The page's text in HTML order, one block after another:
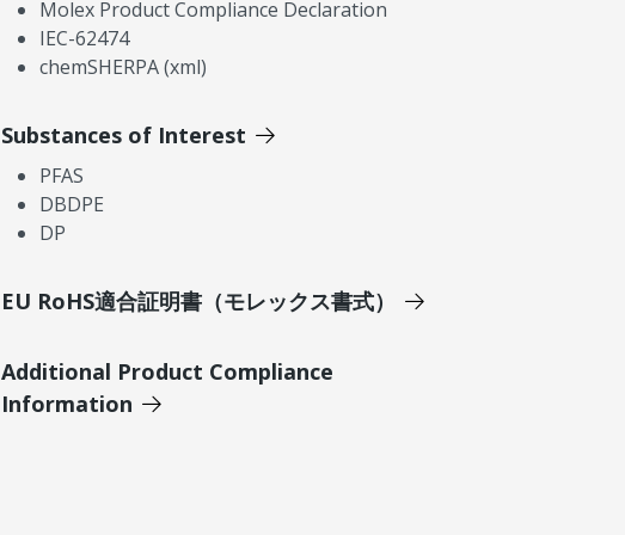
Molex Product Compliance Declaration
IEC-62474
chemSHERPA (xml)
Substances of Interest
PFAS
DBDPE
DP
EU RoHS適合証明書（モレックス書式）
Additional Product Compliance
Information